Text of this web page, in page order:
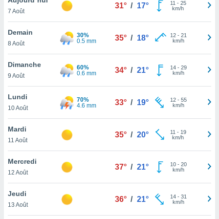
et
»,
au
vous
qu'ils
ou
le
ainsi
un
la
du
7 Août
31° / 17° 11 - 25
km/h
Demain
8 Août
30%
0.5 mm
35° / 18° 12- 21
km/h
Dimanche
9 Août
60%
0.6 mm
34° / 21° 14- 29
km/h
Lundi
10 Août
70%
4.6 mm
33° / 19° 12- 55
km/h
Mardi
11 Août
35° / 20° 11 - 19
km/h
Mercredi
12 Août
37° / 21° 10- 20
km/h
Jeudi
13 Août
36° / 21° 14- 31
km/h